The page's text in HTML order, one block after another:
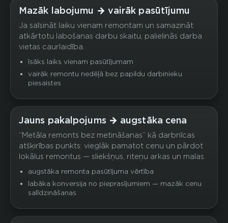
Mazāk labojumu → vairāk pasūtījumu
Ja saīsināt laiku vienam remontam un samazināt
atkārtotu labošanas darbu skaitu, palielinās darba
vietas caurlaidība.
īsāks laiks vienam pasūtījumam
vairāk remontu nedēļā bez papildu darbinieku
piesaistes
Jauns pakalpojums → augstāka cena
“Metāla remonts bez metināšanas” kā darbnīcas
atšķirības punkts: vieglāk pamatot cenu un pārdot
lokālus remontus — sliekšņus, riteņu arkas un malas.
augstāka remonta pasūtījuma vērtība
labāka konversija no pieprasījumiem — mazāk cenu
salīdzināšanas